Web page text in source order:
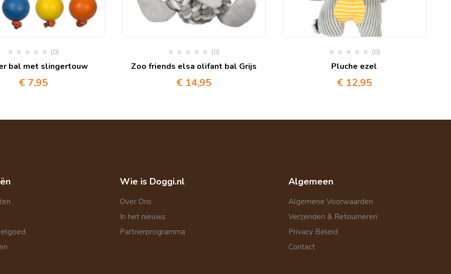
(0)
bal met slingertouw
€7,95
(0)
Zoo friends elsa olifant bal Grijs
€14,95
(0)
Pluche ezel
€12,95
Wie is Doggi.nl
Over Ons
In het nieuws
Partnerprogramma
Algemeen
Algemene Voorwaarden
Verzenden & Retourneren
Privacy Beleid
Contact